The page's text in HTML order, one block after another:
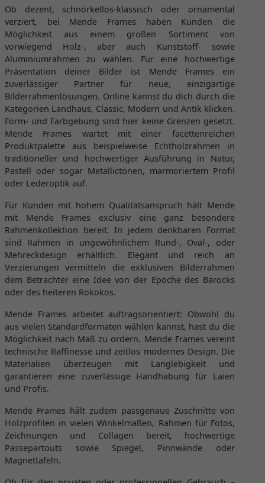
Ob dezent, schnörkellos-klassisch oder ornamental
verziert, bei Mende Frames haben Kunden die
Möglichkeit aus einem großen Sortiment von
vorwiegend Holz-, aber auch Kunststoff- sowie
Aluminiumrahmen zu wählen. Für eine hochwertige
Präsentation deiner Bilder ist Mende Frames ein
zuverlässiger Partner für neue, einzigartige
Bilderrahmenlösungen. Online kannst du dich durch die
Kategorien Landhaus, Classic, Modern und Antik klicken.
Form- und Farbgebung sind hier keine Grenzen gesetzt.
Mende Frames wartet mit einer facettenreichen
Produktpalette aus beispielweise Echtholzrahmen in
traditioneller und hochwertiger Ausführung in Natur,
Pastell oder sogar Metallictönen, marmoriertem Profil
oder Lederoptik auf.
Für Kunden mit hohem Qualitätsanspruch hält Mende
mit Mende Frames exclusiv eine ganz besondere
Rahmenkollektion bereit. In jedem denkbaren Format
sind Rahmen in ungewöhnlichem Rund-, Oval-, oder
Mehreckdesign erhältlich. Elegant und reich an
Verzierungen vermitteln die exklusiven Bilderrahmen
dem Betrachter eine Idee von der Epoche des Barocks
oder des heiteren Rokokos.
Mende Frames arbeitet auftragsorientiert: Obwohl du
aus vielen Standardformaten wählen kannst, hast du die
Möglichkeit nach Maß zu ordern. Mende Frames vereint
technische Raffinesse und zeitlos modernes Design. Die
Materialien überzeugen mit Langlebigkeit und
garantieren eine zuverlässige Handhabung für Laien
und Profis.
Mende Frames hält zudem passgenaue Zuschnitte von
Holzprofilen in vielen Winkelmaßen, Rahmen für Fotos,
Zeichnungen und Collagen bereit, hochwertige
Passepartouts sowie Spiegel, Pinnwände oder
Magnettafeln.